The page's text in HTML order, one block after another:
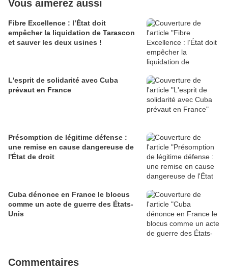
Vous aimerez aussi
Fibre Excellence : l’État doit
empêcher la liquidation de Tarascon
et sauver les deux usines !
L'esprit de solidarité avec Cuba
prévaut en France
Présomption de légitime défense :
une remise en cause dangereuse de
l'État de droit
Cuba dénonce en France le blocus
comme un acte de guerre des États-
Unis
Commentaires